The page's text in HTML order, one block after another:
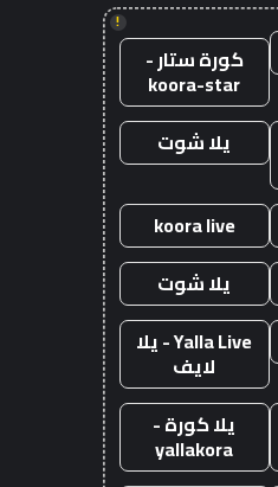
!
كورة ستار -
koora-star
يلا شوت
koora live
يلا شوت
Yalla Live - يلا
لايف
يلا كورة -
yallakora